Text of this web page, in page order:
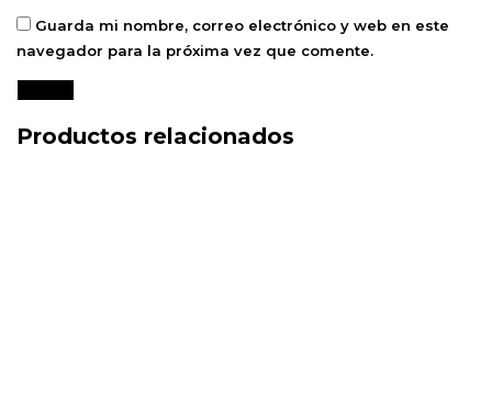
Guarda mi nombre, correo electrónico y web en este
navegador para la próxima vez que comente.
Productos relacionados